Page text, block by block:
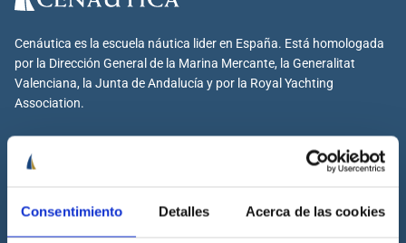
Consentimiento Detalles Acerca de las cookies
Cenáutica es la escuela náutica lider en España. Está homologada
por la Dirección General de la Marina Mercante, la Generalitat
Valenciana, la Junta de Andalucía y por la Royal Yachting
Association.
Escuela náutica